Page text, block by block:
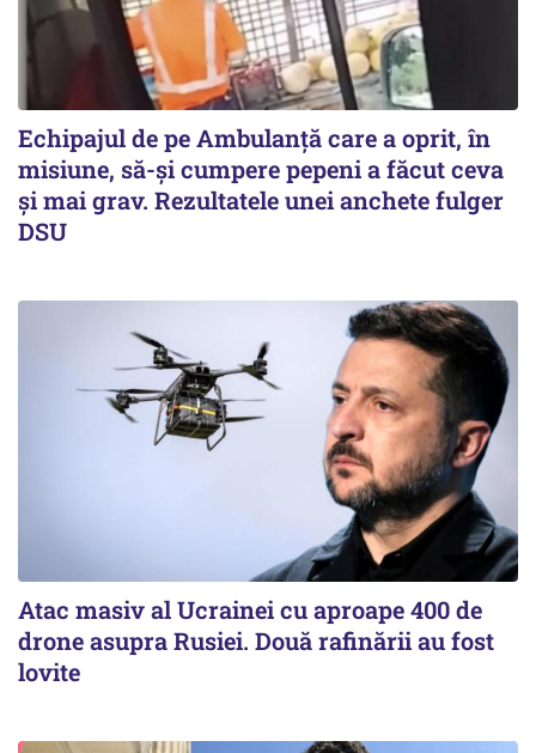
Echipajul de pe Ambulanță care a oprit, în
misiune, să-și cumpere pepeni a făcut ceva
și mai grav. Rezultatele unei anchete fulger
DSU
Atac masiv al Ucrainei cu aproape 400 de
drone asupra Rusiei. Două rafinării au fost
lovite